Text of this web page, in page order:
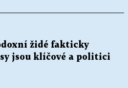
židé fakticky
jsou klíčové a politici